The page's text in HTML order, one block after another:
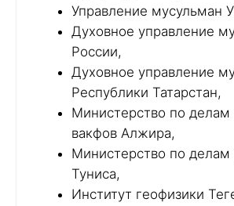
Управление мусульман
Духовное управление
России,
Духовное управление
Республики Татарстан,
Министерство по делам
вакфов Алжира,
Министерство по делам
Туниса,
Институт геофизики